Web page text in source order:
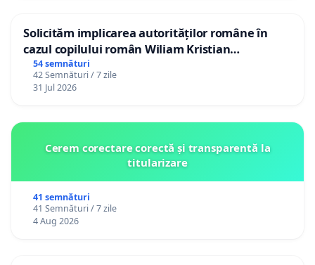
Solicităm implicarea autorităților române în
cazul copilului român Wiliam Kristian
Gheorghe, aflat în plasament în Danemarca de
12 ani
54 semnături
42 Semnături / 7 zile
31 Jul 2026
Cerem corectare corectă și transparentă la
titularizare
41 semnături
41 Semnături / 7 zile
4 Aug 2026